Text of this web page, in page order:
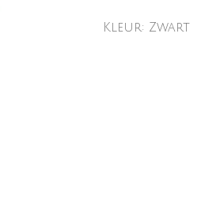
Kleur: Zwart